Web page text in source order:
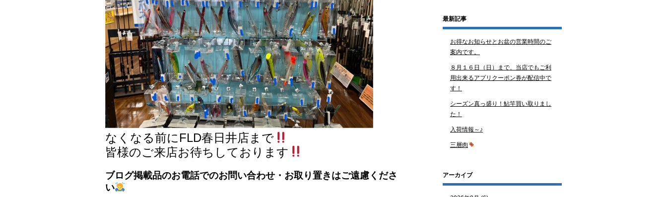
なくなる前にFLD春日井店まで
皆様のご来店お待ちしております
ブログ掲載品のお電話でのお問い合わせ・お取り置きはご遠慮くださ
い
最新記事
お得なお知らせとお盆の営業時間のご
案内です。
８月１６日（日）まで、当店でもご利
用出来るアプリクーポン券が配信中で
す！
シーズン真っ盛り！鮎竿買い取りまし
た！
入荷情報～♪
三層肉
アーカイブ